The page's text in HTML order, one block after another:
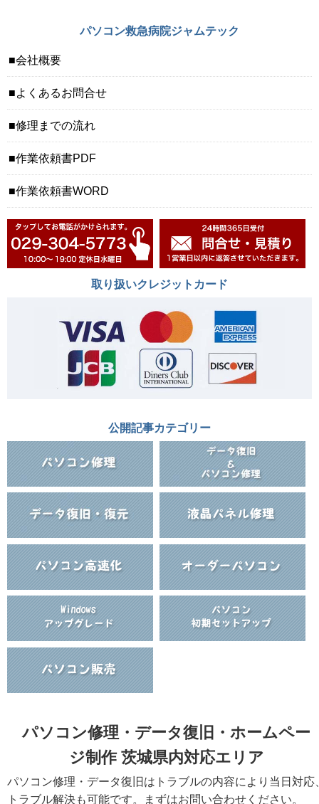
パソコン救急病院ジャムテック
会社概要
よくあるお問合せ
修理までの流れ
作業依頼書PDF
作業依頼書WORD
取り扱いクレジットカード
公開記事カテゴリー
パソコン修理・データ復旧・ホームペー
ジ制作 茨城県内対応エリア
パソコン修理・データ復旧はトラブルの内容により当日対応
トラブル解決も可能です。まずはお問い合わせください。